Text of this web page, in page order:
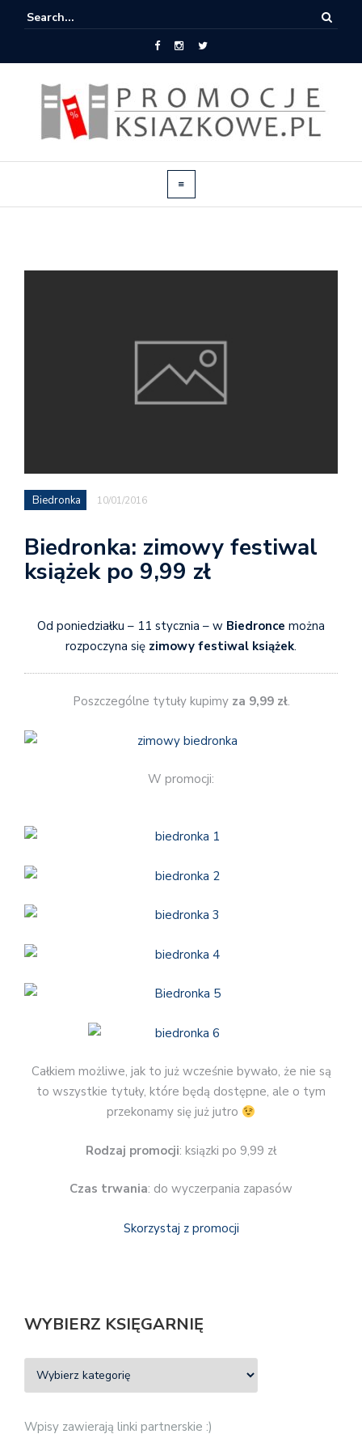
Biedronka 10/01/2016
Biedronka: zimowy festiwal
książek po 9,99 zł
Od poniedziałku – 11 stycznia – w Biedronce można
rozpoczyna się zimowy festiwal książek.
Poszczególne tytuły kupimy za 9,99 zł.
W promocji:
Całkiem możliwe, jak to już wcześnie bywało, że nie są
to wszystkie tytuły, które będą dostępne, ale o tym
przekonamy się już jutro
Rodzaj promocji: ksiązki po 9,99 zł
Czas trwania: do wyczerpania zapasów
Skorzystaj z promocji
WYBIERZ KSIĘGARNIĘ
Wpisy zawierają linki partnerskie :)